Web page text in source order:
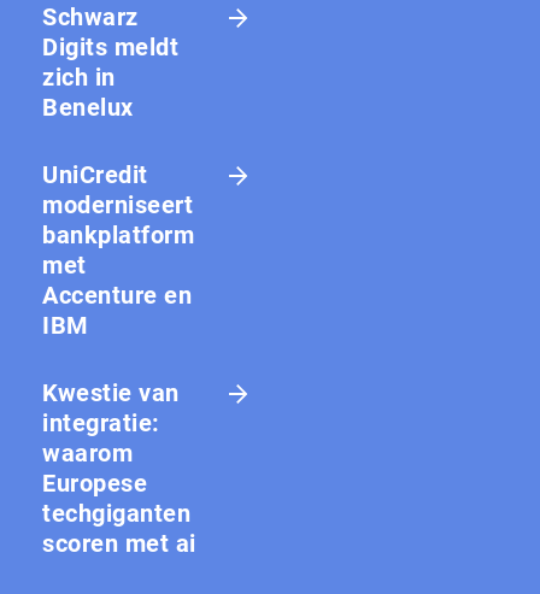
Schwarz
Digits meldt
zich in
Benelux
UniCredit
moderniseert
bankplatform
met
Accenture en
IBM
Kwestie van
integratie:
waarom
Europese
techgiganten
scoren met ai